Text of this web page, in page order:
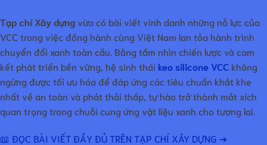
Tạp chí Xây dựngvừa có bài viết vinh danh những nỗ lực của
VCC trong việc đồng hành cùng Việt Nam lan tỏa hành trình
chuyển đổi xanh toàn cầu. Bằng tầm nhìn chiến lược và cam
kết phát triển bền vững, hệ sinh thái keo silicone VCC không
ngừng được tối ưu hóa để đáp ứng các tiêu chuẩn khắt khe
nhất về an toàn và phát thải thấp, tự hào trở thành mắt xích
quan trọng trong chuỗi cung ứng vật liệu xanh cho tương lai.
📖 ĐỌC BÀI VIẾT ĐẦY ĐỦ TRÊN TẠP CHÍ XÂY DỰNG ➔